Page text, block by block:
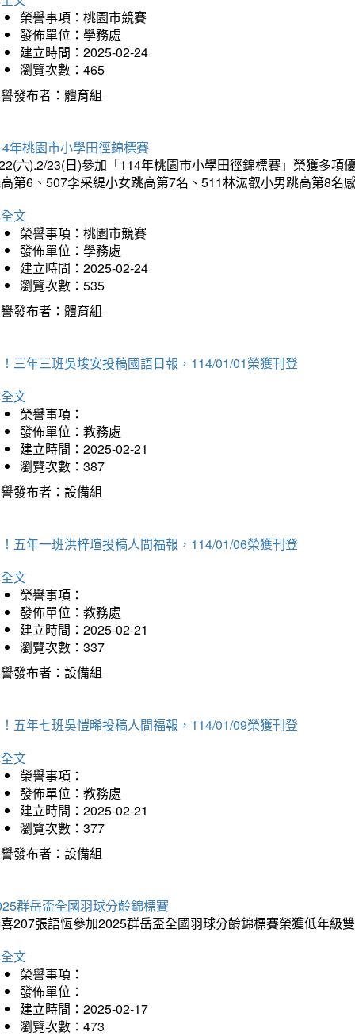
榮譽事項：桃園市競賽
發佈單位：學務處
建立時間：2025-02-24
瀏覽次數：465
發布者：體育組
年桃園市小學田徑錦標賽
六).2/23(日)參加「114年桃園市小學田徑錦標賽」榮獲多
第6、507李采緹小女跳高第7名、511林汯叡小男跳高第8名
文
榮譽事項：桃園市競賽
發佈單位：學務處
建立時間：2025-02-24
瀏覽次數：535
發布者：體育組
三年三班吳埈安投稿國語日報，114/01/01榮獲刊登
文
榮譽事項：
發佈單位：教務處
建立時間：2025-02-21
瀏覽次數：387
發布者：設備組
五年一班洪梓瑄投稿人間福報，114/01/06榮獲刊登
文
榮譽事項：
發佈單位：教務處
建立時間：2025-02-21
瀏覽次數：337
發布者：設備組
五年七班吳愷晞投稿人間福報，114/01/09榮獲刊登
文
榮譽事項：
發佈單位：教務處
建立時間：2025-02-21
瀏覽次數：377
發布者：設備組
群岳盃全國羽球分齡錦標賽
207張語恆參加2025群岳盃全國羽球分齡錦標賽榮獲低年級
文
榮譽事項：
發佈單位：
建立時間：2025-02-17
瀏覽次數：473